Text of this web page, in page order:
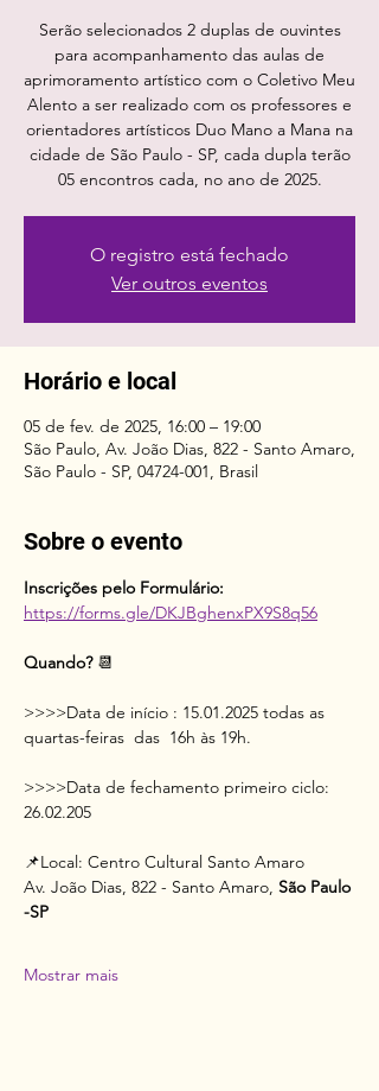
Serão selecionados 2 duplas de ouvintes
para acompanhamento das aulas de
aprimoramento artístico com o Coletivo Meu
Alento a ser realizado com os professores e
orientadores artísticos Duo Mano a Mana na
cidade de São Paulo - SP, cada dupla terão
O registro está fechado
Ver outros eventos
Horário e local
05 de fev. de 2025, 16:00 – 19:00
São Paulo, Av. João Dias, 822 - Santo Amaro,
São Paulo - SP, 04724-001, Brasil
Sobre o evento
Inscrições pelo Formulário:
https://forms.gle/DKJBghenxPX9S8q56
Quando? 📆
>>>>Data de início : 15.01.2025 todas as
quartas-feiras  das  16h às 19h.
>>>>Data de fechamento primeiro ciclo:
26.02.205
📌Local: Centro Cultural Santo Amaro
Av. João Dias, 822 - Santo Amaro, São Paulo
-SP
Mostrar mais